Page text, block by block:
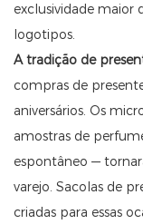
exclusividade maior
logotipos.
A tradição de
compras de
aniversários. Os
amostras de
espontâneo —
varejo. Sacolas de
criadas para essas